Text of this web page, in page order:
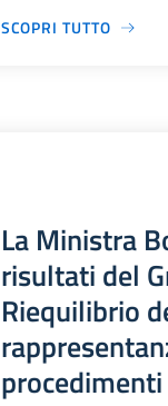
SCOPRI TUTTO
La Ministra
risultati del
Riequilibrio